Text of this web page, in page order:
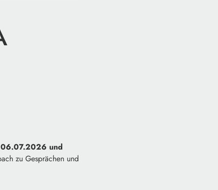
und
zu Gesprächen und